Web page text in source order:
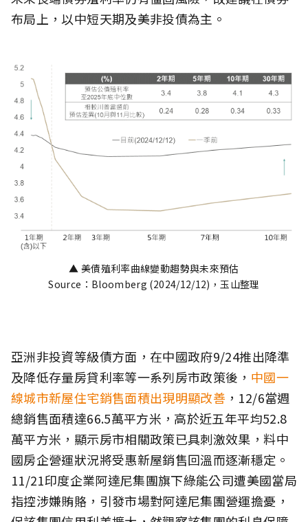
布局上，以中短天期及美非投債為主。
▲ 美債殖利率曲線變動趨勢與未來預估
Source：Bloomberg (2024/12/12)，玉山整理
亞洲非投資等級債方面，在中國政府9/24推出降準
及降低存量房貸利率等一系列房市政策後， 中國一
線城市新屋住宅銷售面積出現明顯改善 ，12/6當週
總銷售面積達66.5萬平方米，高於近五年平均52.8
萬平方米，顯示房市相關政策已具刺激效果，料中
國房企營運狀況將受惠新屋銷售回溫而逐漸穩定。
11/21印度企業阿達尼集團旗下綠能公司遭美國當局
指控涉嫌賄賂，引發市場對阿達尼集團營運擔憂，